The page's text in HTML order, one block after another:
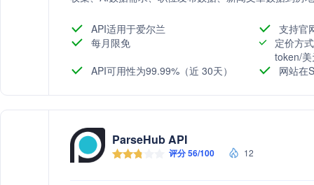
API适用于爱尔兰
支持官
每月限免
定价方
token/
API可用性为99.99%（近 30天）
网站在
ParseHub API
评分 56/100 12